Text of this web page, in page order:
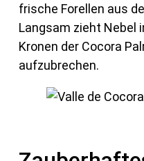
frische Forellen aus
Langsam zieht Nebel
Kronen der Cocora
aufzubrechen.